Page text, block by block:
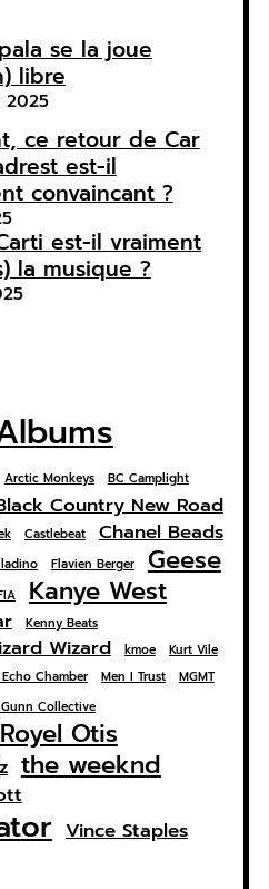
se la joue
libre
2025
ce retour de Car
est-il
convaincant ?
est-il vraiment
la musique ?
Arctic Monkeys BC Camplight
Country New Road
Castlebeat Chanel Beads
Flavien Berger Geese
Kanye West
Kenny Beats
Wizard kmoe
Kurt Vile
Chamber Men I Trust MGMT
Collective
Royel Otis
the weeknd
Vince Staples